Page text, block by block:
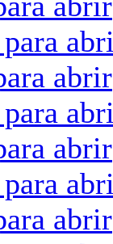
abrir
abrir
abrir